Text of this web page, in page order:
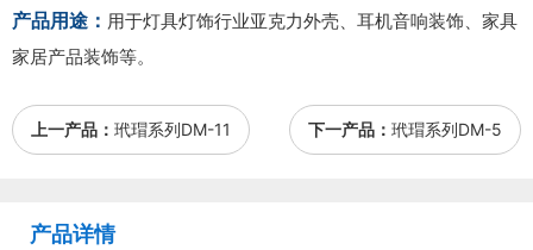
产品用途： 用于灯具灯饰行业亚克力外壳、耳机音响装饰、家具
家居产品装饰等。
上一产品： 玳瑁系列DM-11 下一产品： 玳瑁系列DM-5
产品详情